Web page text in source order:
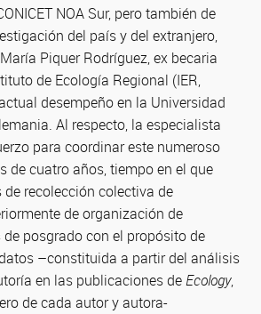
NOA Sur, pero también de
del país y del extranjero,
Piquer Rodríguez, ex becaria
de Ecología Regional (IER,
desempeño en la Universidad
Al respecto, la especialista
para coordinar este numeroso
de cuatro años, tiempo en el que
recolección colectiva de
de organización de
posgrado con el propósito de
–constituida a partir del análisis
en las publicaciones deEcology,
de cada autor y autora-